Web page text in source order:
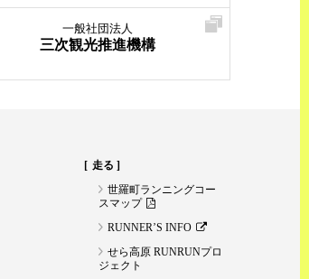
一般社団法人
三次観光推進機構
走る
世羅町ランニングコー
スマップ
RUNNER’S INFO
せら高原 RUNRUNプロ
ジェクト